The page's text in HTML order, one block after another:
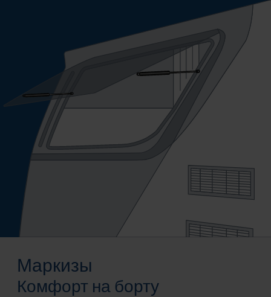
Маркизы
Комфорт на борту